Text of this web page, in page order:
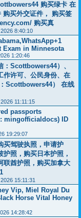
购买绿卡 在
购买外交证件， 购买签
购买真
8:40:10
Exam in Minnesota
1:20:46
：Scottbowers44）、
作许可、公民身份、在
Scottbowers44） 在线
11:11:15
passports
mingofficialdocs) ID
19:29:07
买驾驶执照，申请护
照，购买日本护照，
联酋护照，购买加拿大
15:11:31
Vip, Miel Royal Du
Horse Vital Honey
14:28:42